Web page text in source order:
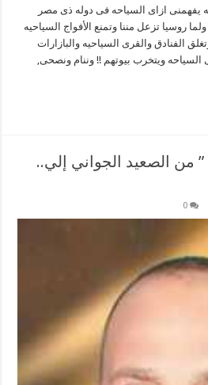
يفهمنى ازاى السياحه فى دوله ذى مصر
روسيا تزعل مننا وتمنع الأفواج السياحيه
الفنادق والقرى السياحيه والبازارات
ويتخرب بيوتهم !! وننام ونصحى,
الصعيد الجواني إلي..
0